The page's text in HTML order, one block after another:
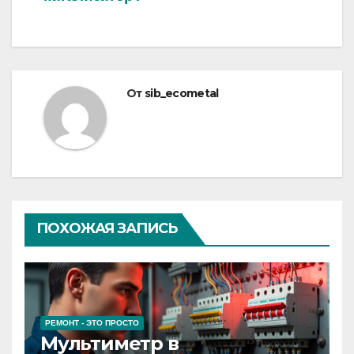
записям
От sib_ecometal
ПОХОЖАЯ ЗАПИСЬ
РЕМОНТ - ЭТО ПРОСТО
Мультиметр в